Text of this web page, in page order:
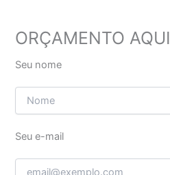
ORÇAMENTO AQUI
Seu nome
Seu e-mail